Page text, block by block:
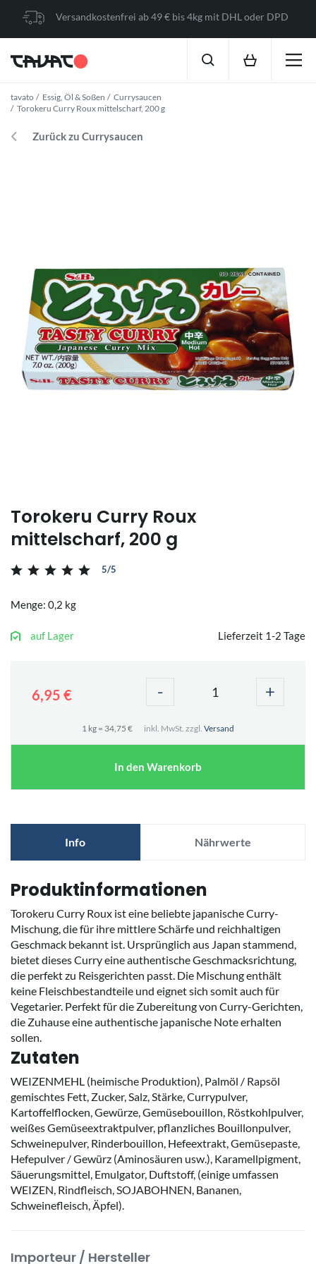
Versandkostenfrei ab 49 € bis 4kg mit DHL oder DPD
tavato Essig, Öl & Soßen
Currysaucen
Torokeru Curry Roux mittelscharf, 200 g
Zurück zu Currysaucen
Torokeru Curry Roux
mittelscharf, 200 g
5/5
Menge: 0,2 kg
auf Lager Lieferzeit 1-2 Tage
6,95 € - +
1 kg = 34,75 € inkl. MwSt. zzgl. Versand
In den Warenkorb
Info Nährwerte
Produktinformationen
Torokeru Curry Roux ist eine beliebte japanische Curry-
Mischung, die für ihre mittlere Schärfe und reichhaltigen
Geschmack bekannt ist. Ursprünglich aus Japan stammend,
bietet dieses Curry eine authentische Geschmacksrichtung,
die perfekt zu Reisgerichten passt. Die Mischung enthält
keine Fleischbestandteile und eignet sich somit auch für
Vegetarier. Perfekt für die Zubereitung von Curry-Gerichten,
die Zuhause eine authentische japanische Note erhalten
sollen.
Zutaten
WEIZENMEHL (heimische Produktion), Palmöl / Rapsöl
gemischtes Fett, Zucker, Salz, Stärke, Currypulver,
Kartoffelflocken, Gewürze, Gemüsebouillon, Röstkohlpulver,
weißes Gemüseextraktpulver, pflanzliches Bouillonpulver,
Schweinepulver, Rinderbouillon, Hefeextrakt, Gemüsepaste,
Hefepulver / Gewürz (Aminosäuren usw.), Karamellpigment,
Säuerungsmittel, Emulgator, Duftstoff, (einige umfassen
WEIZEN, Rindfleisch, SOJABOHNEN, Bananen,
Schweinefleisch, Äpfel).
Importeur / Hersteller